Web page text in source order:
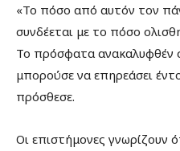
«Το πόσο από αυτόν τον
συνδέεται με το πόσο
Το πρόσφατα
μπορούσε να επηρεάσει
πρόσθεσε.
Οι επιστήμονες γνωρίζουν